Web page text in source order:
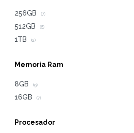
256GB (7)
512GB (6)
1TB (2)
Memoria Ram
8GB (9)
16GB (7)
Procesador